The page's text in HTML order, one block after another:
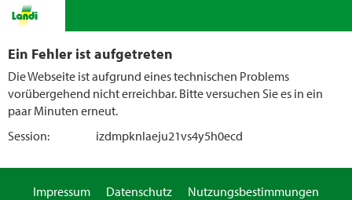
Ein Fehler ist aufgetreten
Die Webseite ist aufgrund eines technischen Problems
vorübergehend nicht erreichbar. Bitte versuchen Sie es in ein
paar Minuten erneut.
Session:
izdmpknlaeju21vs4y5h0ecd
Impressum Datenschutz
Nutzungsbestimmungen